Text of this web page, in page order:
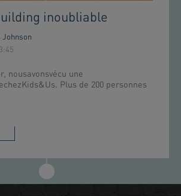
inoubliable
Johnson
nousavonsvécu une
Plus de 200 personnes